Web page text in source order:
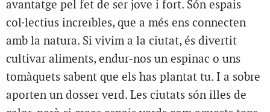
avantatge pel fet de ser jove i fort. Són espais
col·lectius increïbles, que a més ens connecten
amb la natura. Si vivim a la ciutat, és divertit
cultivar aliments, endur-nos un espinac o uns
tomàquets sabent que els has plantat tu. I a sobre
aporten un dosser verd. Les ciutats són illes de